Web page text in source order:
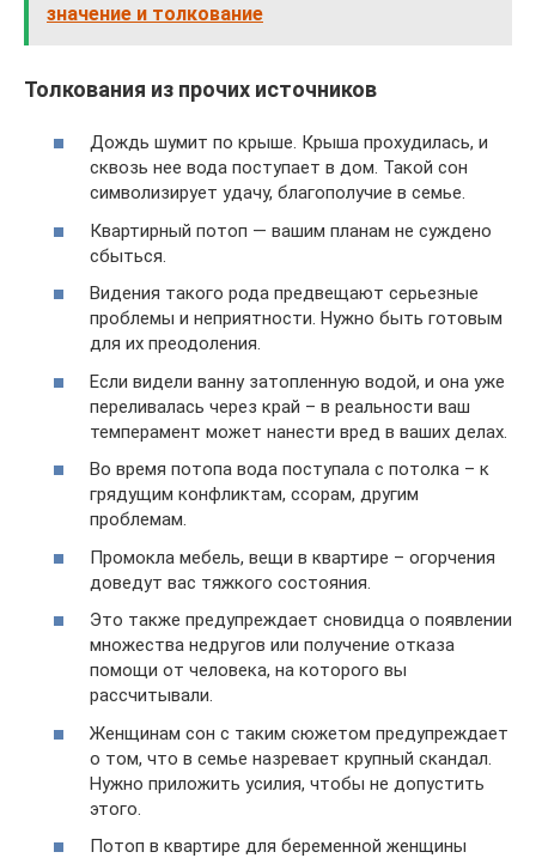
значение и толкование
Толкования из прочих источников
Дождь шумит по крыше. Крыша прохудилась, и
сквозь нее вода поступает в дом. Такой сон
символизирует удачу, благополучие в семье.
Квартирный потоп — вашим планам не суждено
сбыться.
Видения такого рода предвещают серьезные
проблемы и неприятности. Нужно быть готовым
для их преодоления.
Если видели ванну затопленную водой, и она уже
переливалась через край – в реальности ваш
темперамент может нанести вред в ваших делах.
Во время потопа вода поступала с потолка – к
грядущим конфликтам, ссорам, другим
проблемам.
Промокла мебель, вещи в квартире – огорчения
доведут вас тяжкого состояния.
Это также предупреждает сновидца о появлении
множества недругов или получение отказа
помощи от человека, на которого вы
рассчитывали.
Женщинам сон с таким сюжетом предупреждает
о том, что в семье назревает крупный скандал.
Нужно приложить усилия, чтобы не допустить
этого.
Потоп в квартире для беременной женщины